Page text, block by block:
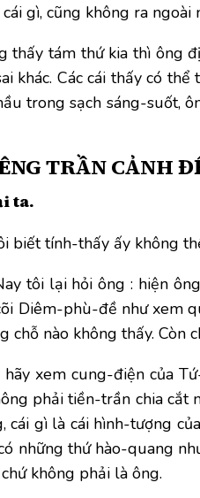
gì, cũng không ra ngoài
thấy tám thứ kia thì ông
khác. Các cái thấy có
trong sạch sáng-suốt,
TRẦN CẢNH
ta.
biết tính-thấy ấy không
tôi lại hỏi ông : hiện
Diêm-phù-đề như xem
chỗ nào không thấy.
xem cung-điện của
phải tiền-trần chia cắt
cái gì là cái hình-tượng
những thứ hào-quang
không phải là ông.